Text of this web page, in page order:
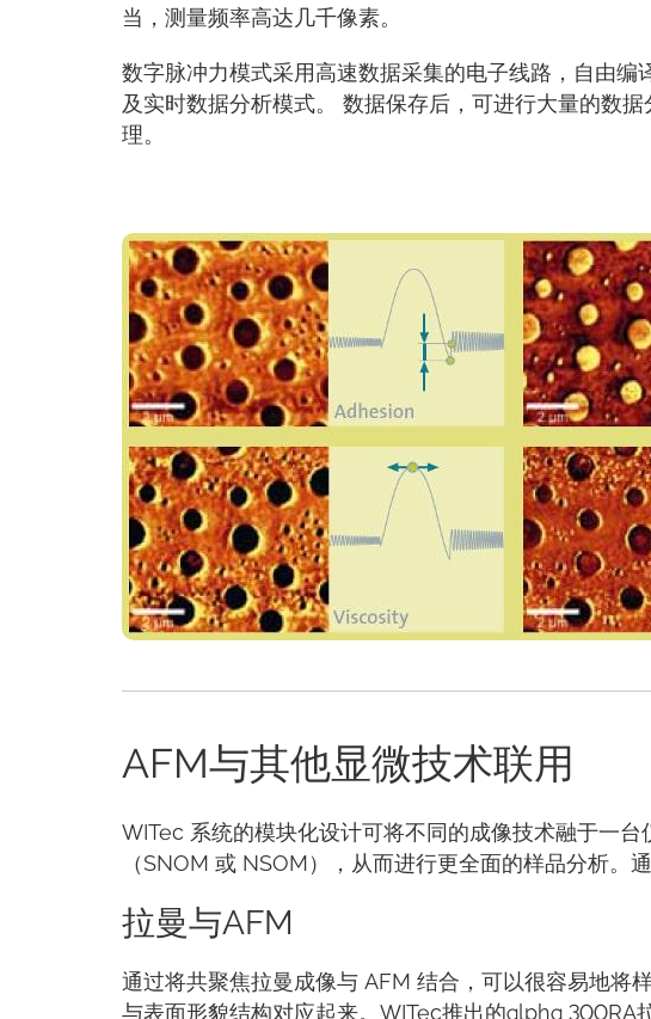
当，测量频率高达几千像素。
数字脉冲力模式采用高速数据采集的电子线路，自由编
及实时数据分析模式。 数据保存后，可进行大量的数据
理。
AFM与其他显微技术联用
WITec 系统的模块化设计可将不同的成像技术融于一
（SNOM 或 NSOM），从而进行更全面的样品分析。
拉曼与AFM
通过将共聚焦拉曼成像与 AFM 结合，可以很容易地将
与表面形貌结构对应起来。WITec推出的alpha 300RA